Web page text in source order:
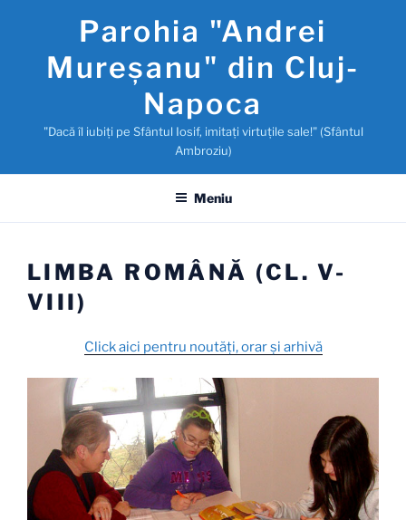
conținut
Parohia "Andrei
Mureşanu" din Cluj-
Napoca
"Dacă îl iubiţi pe Sfântul Iosif, imitaţi virtuţile sale!" (Sfântul
Ambroziu)
Meniu
LIMBA ROMÂNĂ (CL. V-
VIII)
Click aici pentru noutăţi, orar și arhivă